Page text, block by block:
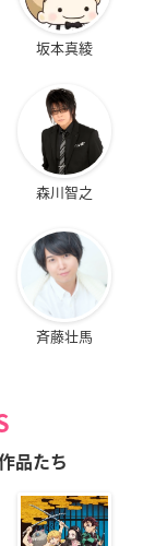
坂本真綾
森川智之
斉藤壮馬
品たち